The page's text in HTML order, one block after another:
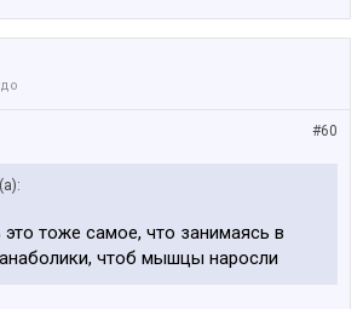
#60
тоже самое, что занимаясь в
чтоб мышцы наросли